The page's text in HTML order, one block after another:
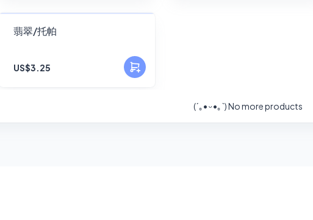
FANSKY
翡翠/托帕
US$3.25
(´｡• ᵕ •｡`)No more products